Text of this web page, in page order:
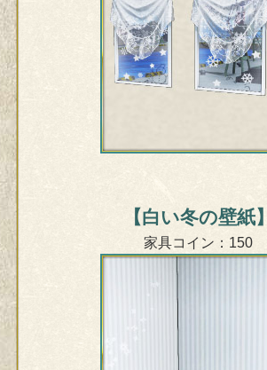
【白い冬の壁紙】
家具コイン：150